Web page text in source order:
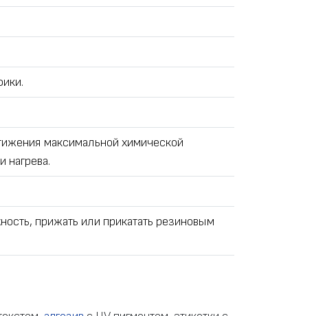
максимальной химической
нагрева.
прижать или прикатать резиновым